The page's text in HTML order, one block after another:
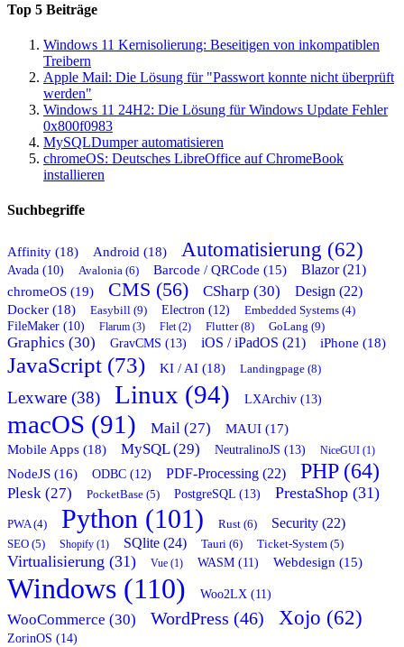
Top 5 Beiträge
Windows 11 Kernisolierung: Beseitigen von inkompatiblen
Treibern
Apple Mail: Die Lösung für "Passwort konnte nicht überprüft
werden"
Windows 11 24H2: Die Lösung für Windows Update Fehler
0x800f0983
MySQLDumper automatisieren
chromeOS: Deutsches LibreOffice auf ChromeBook
installieren
Suchbegriffe
Affinity (18) Android (18) Automatisierung (62)
Avada (10) Avalonia (6) Barcode / QRCode (15)
Blazor (21)
chromeOS (19)
CMS (56) CSharp (30) Design (22)
Docker (18) Easybill (9) Electron (12) Embedded Systems (4)
FileMaker (10) Flarum (3) Flet (2) Flutter (8) GoLang (9)
Graphics (30) GravCMS (13) iOS / iPadOS (21) iPhone (18)
JavaScript (73) KI / AI (18) Landingpage (8)
Lexware (38) Linux (94) LXArchiv (13)
macOS (91) Mail (27)
MAUI (17)
Mobile Apps (18)
MySQL (29) NeutralinoJS (13) NiceGUI (1)
NodeJS (16) ODBC (12) PDF-Processing (22) PHP (64)
Plesk (27) PocketBase (5) PostgreSQL (13) PrestaShop (31)
PWA (4) Python (101) Rust (6) Security (22)
SEO (5) Shopify (1) SQlite (24) Tauri (6) Ticket-System (5)
Virtualisierung (31) Vue (1) WASM (11) Webdesign (15)
Windows (110) Woo2LX (11)
WooCommerce (30) WordPress (46) Xojo (62)
ZorinOS (14)